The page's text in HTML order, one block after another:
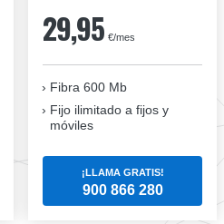
29,95 €/mes
Fibra 600 Mb
Fijo ilimitado a fijos y
móviles
¡LLAMA GRATIS!
900 866 280